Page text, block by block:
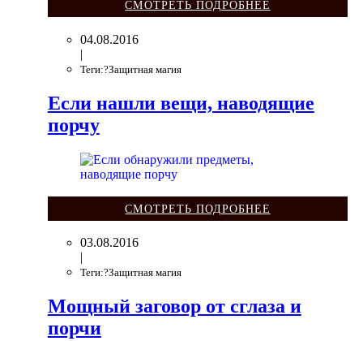
СМОТРЕТЬ ПОДРОБНЕЕ
04.08.2016
|
Теги:?Защитная магия
Если нашли вещи, наводящие
порчу
СМОТРЕТЬ ПОДРОБНЕЕ
03.08.2016
|
Теги:?Защитная магия
Мощный заговор от сглаза и
порчи